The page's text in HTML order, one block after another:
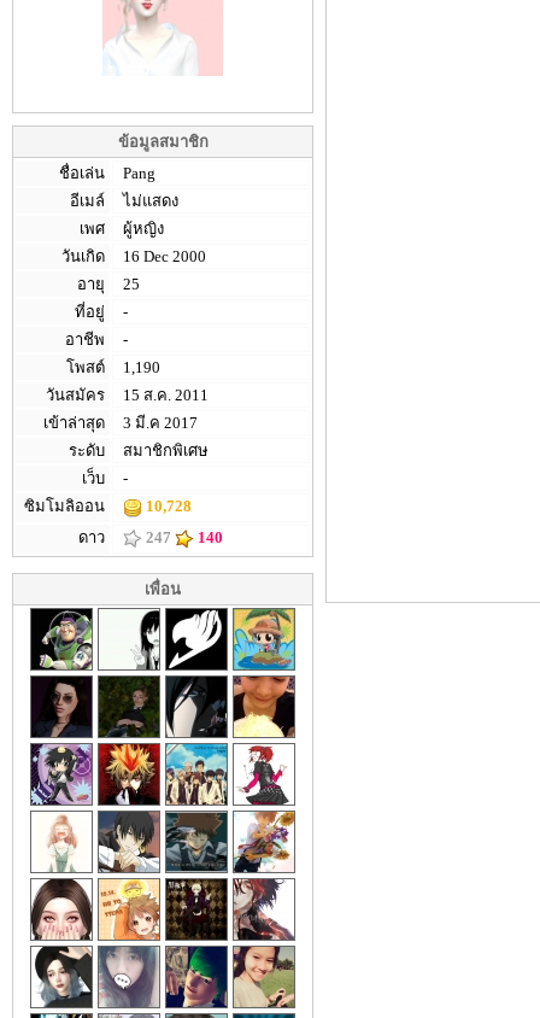
ข้อมูลสมาชิก
ชื่อเล่น
Pang
อีเมล์
ไม่แสดง
เพศ
ผู้หญิง
วันเกิด
16 Dec 2000
อายุ
25
ที่อยู่
-
อาชีพ
-
โพสต์
1,190
วันสมัคร
15 ส.ค. 2011
เข้าล่าสุด
3 มี.ค 2017
ระดับ
สมาชิกพิเศษ
เว็บ
-
ซิมโมลิออน
10,728
ดาว
247 140
เพื่อน